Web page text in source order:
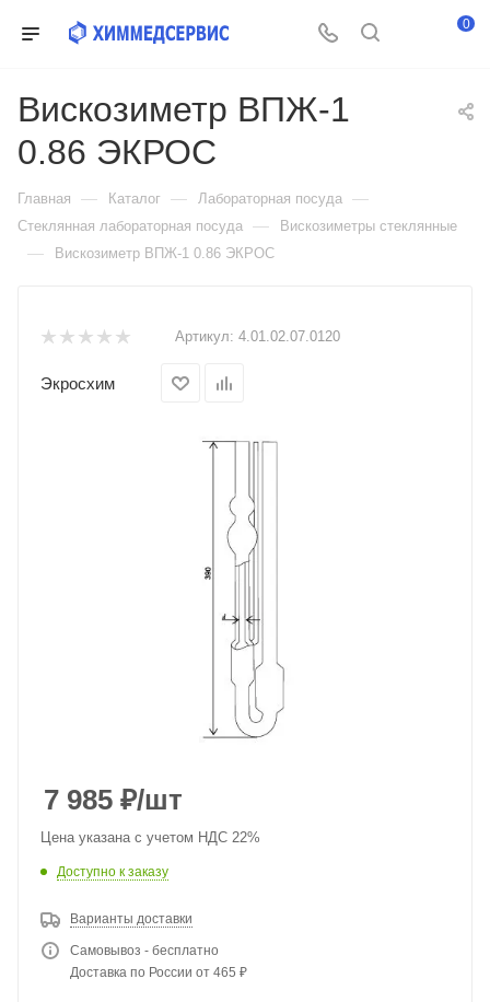
0
Вискозиметр ВПЖ-1
0.86 ЭКРОС
Главная — Каталог — Лабораторная посуда —
Стеклянная лабораторная посуда — Вискозиметры стеклянные
— Вискозиметр ВПЖ-1 0.86 ЭКРОС
Артикул: 4.01.02.07.0120
Экросхим
7 985 ₽/шт
Цена указана с учетом НДС 22%
Доступно к заказу
Варианты доставки
Самовывоз - бесплатно
Доставка по России от 465 ₽